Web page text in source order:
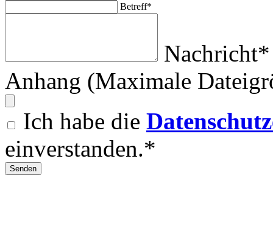
Betreff*
Nachricht*
Anhang (Maximale
Ich habe die
einverstanden.*
Senden